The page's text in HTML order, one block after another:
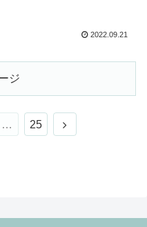
2022.09.21
ジ
… 25
次